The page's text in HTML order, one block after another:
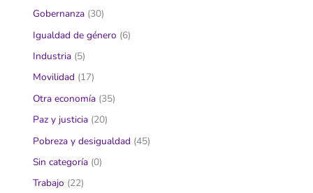
Gobernanza (30)
Igualdad de género (6)
Industria (5)
Movilidad (17)
Otra economía (35)
Paz y justicia (20)
Pobreza y desigualdad (45)
Sin categoría (0)
Trabajo (22)